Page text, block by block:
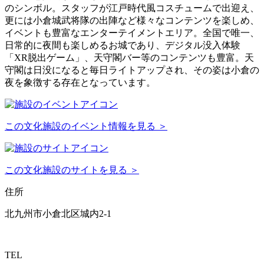
のシンボル。スタッフが江戸時代風コスチュームで出迎え、
更には小倉城武将隊の出陣など様々なコンテンツを楽しめ、
イベントも豊富なエンターテイメントエリア。全国で唯一、
日常的に夜間も楽しめるお城であり、デジタル没入体験
「XR脱出ゲーム」、天守閣バー等のコンテンツも豊富。天
守閣は日没になると毎日ライトアップされ、その姿は小倉の
夜を象徴する存在となっています。
この文化施設のイベント情報を見る ＞
この文化施設のサイトを見る ＞
住所
北九州市小倉北区城内2-1
TEL